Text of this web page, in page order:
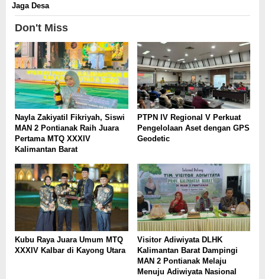
Jaga Desa
Don't Miss
Nayla Zakiyatil Fikriyah, Siswi
MAN 2 Pontianak Raih Juara
Pertama MTQ XXXIV
Kalimantan Barat
PTPN IV Regional V Perkuat
Pengelolaan Aset dengan GPS
Geodetic
Kubu Raya Juara Umum MTQ
XXXIV Kalbar di Kayong Utara
Visitor Adiwiyata DLHK
Kalimantan Barat Dampingi
MAN 2 Pontianak Melaju
Menuju Adiwiyata Nasional